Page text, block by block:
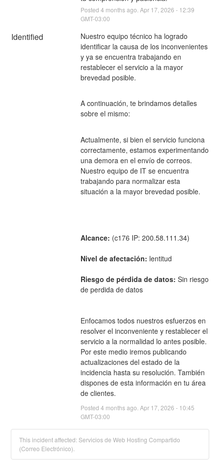
Posted 4 months ago. Apr 17 2026 - 12:39
GMT-03:00
Identified
Nuestro equipo técnico ha logrado
identificar la causa de los inconvenientes
y ya se encuentra trabajando en
restablecer el servicio a la mayor
brevedad posible.
A continuación, te brindamos detalles
sobre el mismo:
Actualmente, si bien el servicio funciona
correctamente, estamos experimentando
una demora en el envío de correos.
Nuestro equipo de IT se encuentra
trabajando para normalizar esta
situación a la mayor brevedad posible.
Alcance: (c176 IP: 200.58.111.34)
Nivel de afectación: lentitud
Riesgo de pérdida de datos: Sin riesgo
de perdida de datos
Enfocamos todos nuestros esfuerzos en
resolver el inconveniente y restablecer el
servicio a la normalidad lo antes posible.
Por este medio iremos publicando
actualizaciones del estado de la
incidencia hasta su resolución. También
dispones de esta información en tu área
de clientes.
Posted 4 months ago. Apr 17 2026 - 10:45
GMT-03:00
This incident affected: Servicios de Web Hosting Compartido
(Correo Electrónico).